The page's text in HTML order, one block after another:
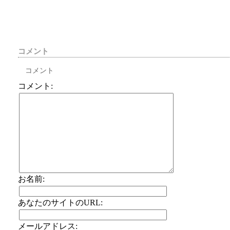
コメント
コメント
コメント:
お名前:
あなたのサイトのURL:
メールアドレス: